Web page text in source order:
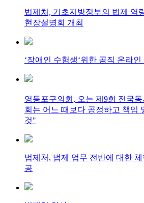
법제처, 기초지방정부의 법제 역
현장설명회 개최
‘장애인 수험생‘위한 공직 온라인
영등포구의회, 오는 제9회 전국
회는 어느 때보다 공정하고 책임
것"
법제처, 법제 업무 전반에 대한
공